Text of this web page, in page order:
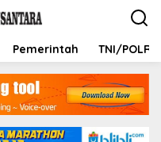
Pemerintah TNI/POLRI